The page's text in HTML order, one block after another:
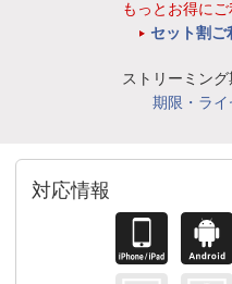
もっとお得にご
セット割ご
ストリーミン
期限・ライ
対応情報